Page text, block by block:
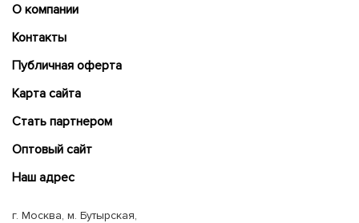
О компании
Контакты
Публичная оферта
Карта сайта
Cтать партнером
Оптовый сайт
Наш адрес
г. Москва, м. Бутырская,